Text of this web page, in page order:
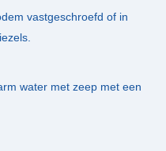
vastgeschroefd of in
water met zeep met een